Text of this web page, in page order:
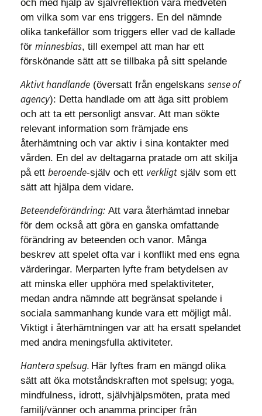
och med hjälp av självreflektion vara medveten
om vilka som var ens triggers. En del nämnde
olika tankefällor som triggers eller vad de kallade
för minnesbias, till exempel att man har ett
förskönande sätt att se tillbaka på sitt spelande
Aktivt handlande (översatt från engelskans sense of
agency): Detta handlade om att äga sitt problem
och att ta ett personligt ansvar. Att man sökte
relevant information som främjade ens
återhämtning och var aktiv i sina kontakter med
vården. En del av deltagarna pratade om att skilja
på ett beroende-själv och ett verkligt själv som ett
sätt att hjälpa dem vidare.
Beteendeförändring: Att vara återhämtad innebar
för dem också att göra en ganska omfattande
förändring av beteenden och vanor. Många
beskrev att spelet ofta var i konflikt med ens egna
värderingar. Merparten lyfte fram betydelsen av
att minska eller upphöra med spelaktiviteter,
medan andra nämnde att begränsat spelande i
sociala sammanhang kunde vara ett möjligt mål.
Viktigt i återhämtningen var att ha ersatt spelandet
med andra meningsfulla aktiviteter.
Hantera spelsug. Här lyftes fram en mängd olika
sätt att öka motståndskraften mot spelsug; yoga,
mindfulness, idrott, självhjälpsmöten, prata med
familj/vänner och anamma principer från